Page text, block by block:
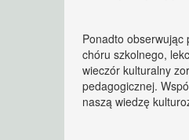
Ponadto obserwując
chóru szkolnego,
wieczór kulturalny
pedagogicznej.
naszą wiedzę